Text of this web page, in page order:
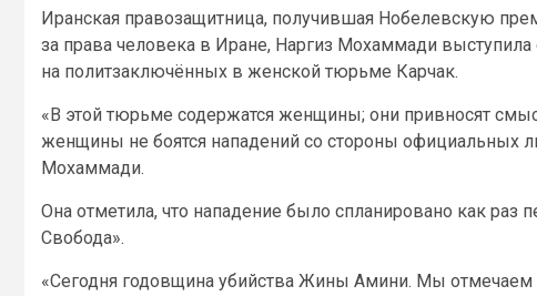
Иранская правозащитница, получившая Нобелевскую
за права человека в Иране, Наргиз Мохаммади
на политзаключённых в женской тюрьме Карчак.
«В этой тюрьме содержатся женщины; они привносят
женщины не боятся нападений со стороны официальных
Мохаммади.
Она отметила, что нападение было спланировано как
Свобода».
«Сегодня годовщина убийства Жины Амини. Мы